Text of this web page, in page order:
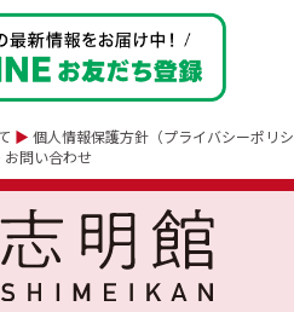
▶ 個人情報保護方針（プライバシーポリシ
お問い合わせ